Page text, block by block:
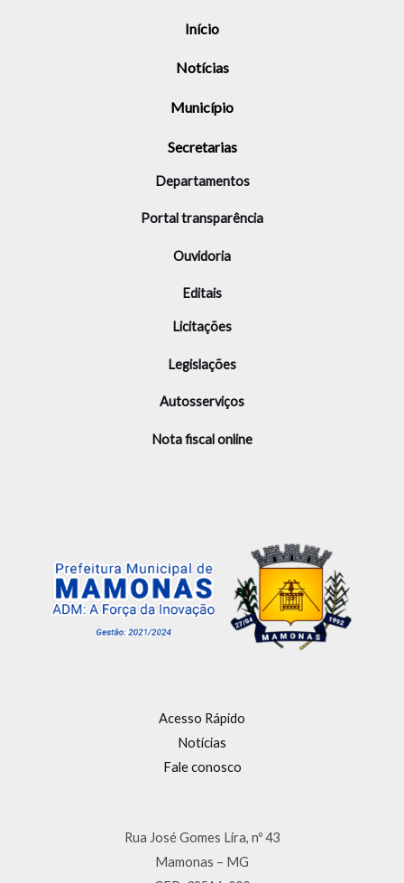
Início
Notícias
Município
Secretarias
Departamentos
Portal transparência
Ouvidoria
Editais
Licitações
Legislações
Autosserviços
Nota fiscal online
Acesso Rápido
Notícias
Fale conosco
Rua José Gomes Lira, nº 43
Mamonas – MG